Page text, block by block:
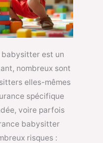
babysitter est un
nombreux sont
elles-mêmes
spécifique
voire parfois
babysitter
risques :